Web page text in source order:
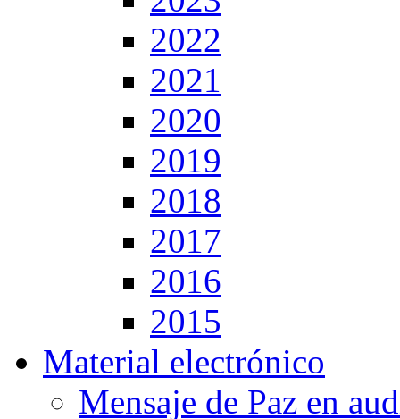
2022
2021
2020
2019
2018
2017
2016
2015
Material electrónico
Mensaje de Paz en